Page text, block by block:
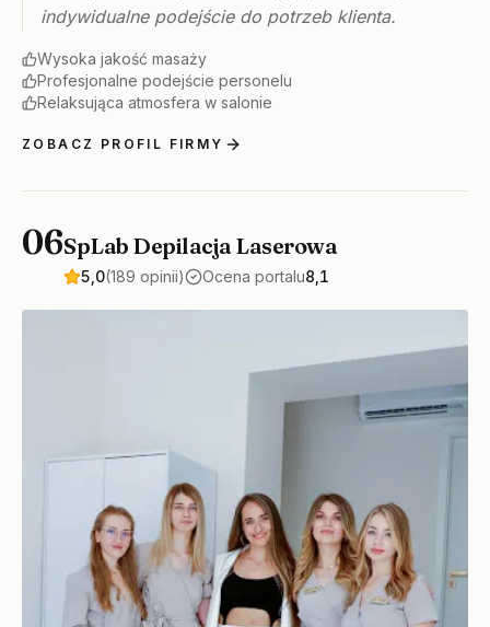
indywidualne podejście do potrzeb klienta.
Wysoka jakość masaży
Profesjonalne podejście personelu
Relaksująca atmosfera w salonie
ZOBACZ PROFIL FIRMY
06SpLab Depilacja Laserowa
5,0(189 opinii) Ocena portalu8,1